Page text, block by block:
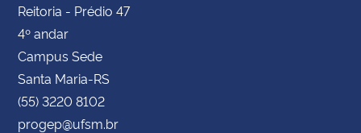
Reitoria - Prédio 47
4º andar
Campus Sede
Santa Maria-RS
(55) 3220 8102
progep@ufsm.br